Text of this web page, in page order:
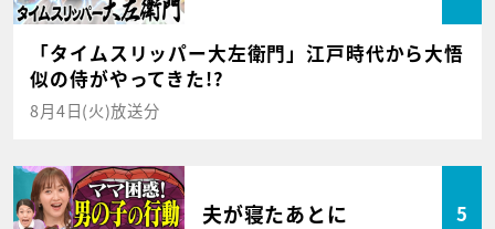
「タイムスリッパー大左衛門」江戸時代から大悟
似の侍がやってきた!?
8月4日(火)放送分
夫が寝たあとに 5